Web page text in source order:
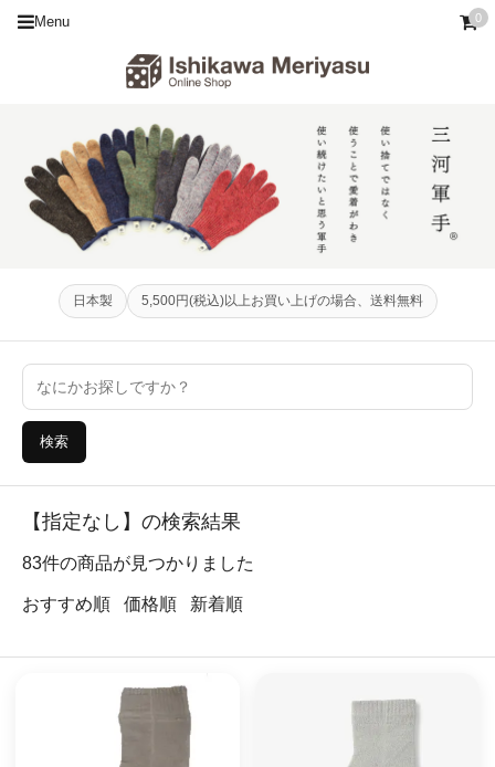
Menu 0
日本製 5,500円(税込)以上お買い上げの場合、送料無料
検索
【指定なし】の検索結果
83件の商品が見つかりました
おすすめ順 価格順 新着順